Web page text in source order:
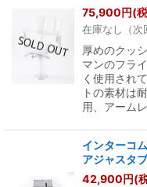
75,900円(
在庫なし（次
厚めのクッ
マンのフラ
く使用され
トの素材は
用、アーム
インターコ
アジャスタ
42,900円(